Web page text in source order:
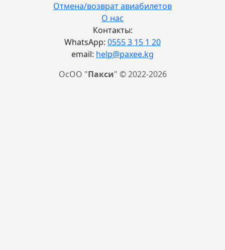
Отмена/возврат авиабилетов
О нас
Контакты:
WhatsApp: 0555 3 15 1 20
email: help@paxee.kg
ОсОО "Пакси" © 2022-2026